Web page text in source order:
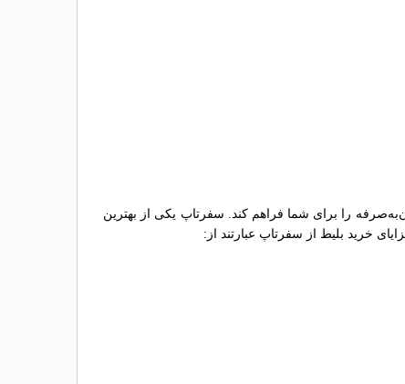
را برای شما فراهم کند. سفرتاپ یکی از بهترین
خرید بلیط از سفرتاپ عبارتند از: